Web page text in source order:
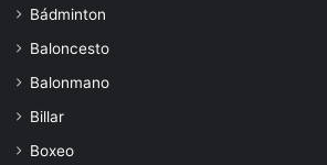
Bádminton
Baloncesto
Balonmano
Billar
Boxeo